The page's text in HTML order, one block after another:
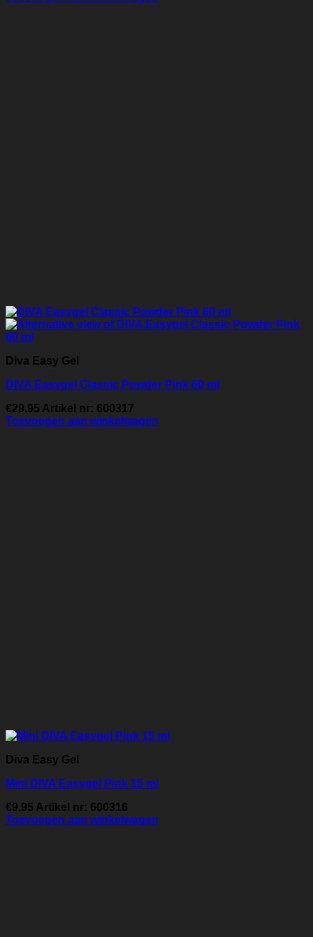
Diva Easy Gel
DIVA Easygel Classic Powder Pink 60 ml
€29.95 Artikel nr: 600317
Toevoegen aan winkelwagen
Diva Easy Gel
Mini DIVA Easygel Pink 15 ml
€9.95 Artikel nr: 600316
Toevoegen aan winkelwagen